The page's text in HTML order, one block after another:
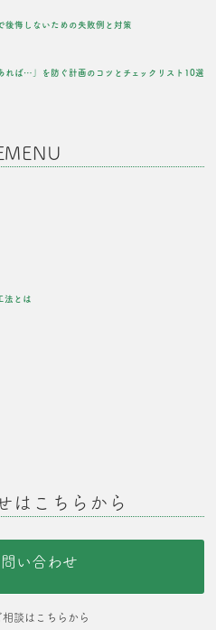
後悔しないための失敗例と対策
れば…」を防ぐ計画のコツとチェックリスト10選
法とは
はこちらから
い合わせ
相談はこちらから